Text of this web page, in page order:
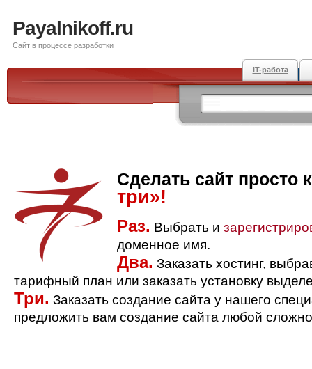
Payalnikoff.ru
Сайт в процессе разработки
IT-работа
Сделать сайт просто
три»!
Раз. Выбрать и
доменное имя.
Два. Заказать хостинг,
тарифный план или заказать установку
Три. Заказать создание сайта у нашего
предложить вам создание сайта любой